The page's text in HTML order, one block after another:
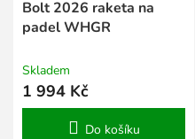
Bolt 2026 raketa na
padel WHGR
Skladem
1 994 Kč
Do košíku